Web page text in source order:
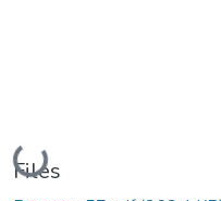
Loading...
Files